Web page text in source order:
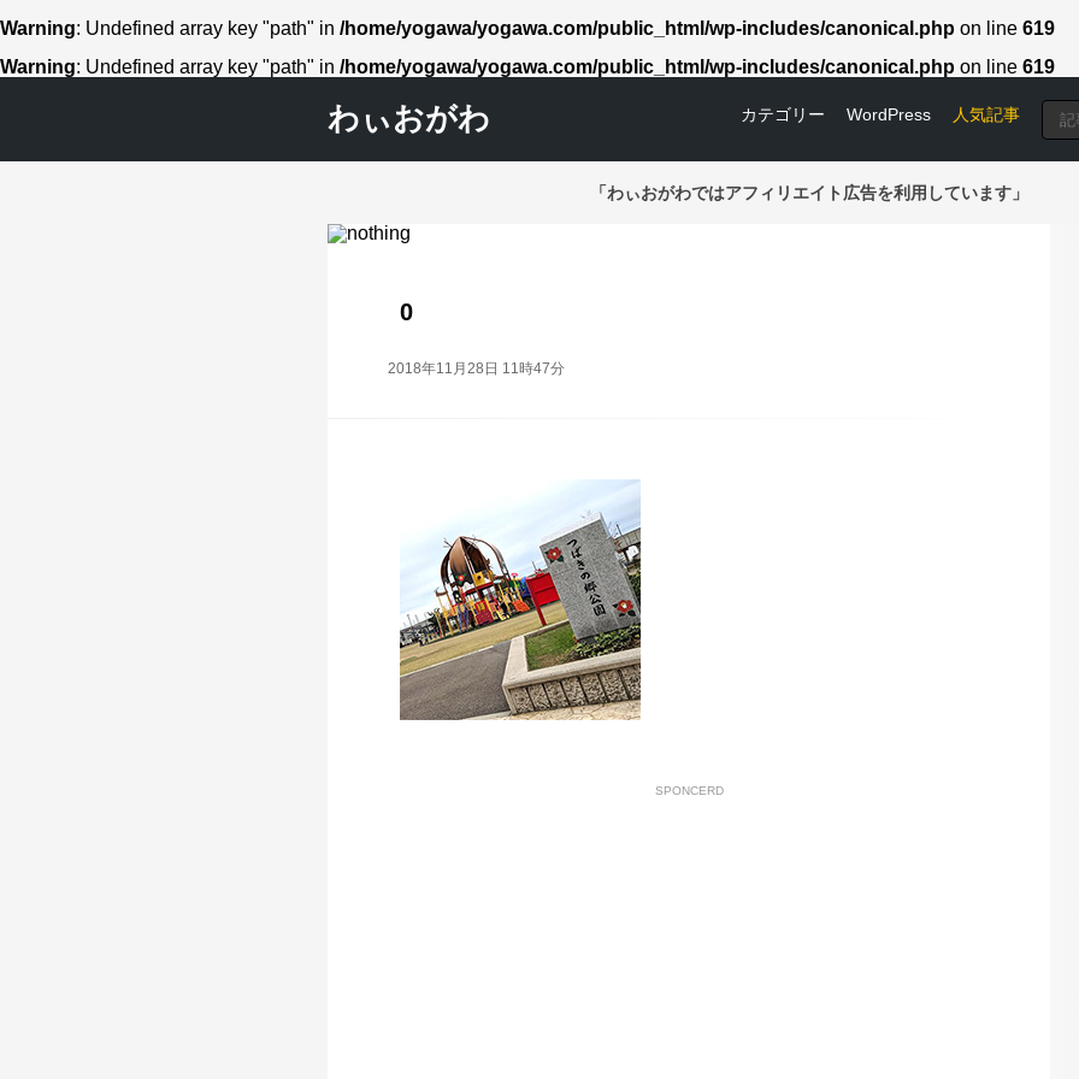
Warning: Undefined array key "path" in /home/yogawa/yogawa.com/public_html/wp-includes/canonical.php on line 619
Warning: Undefined array key "path" in /home/yogawa/yogawa.com/public_html/wp-includes/canonical.php on line 619
わぃおがわ カテゴリー WordPress 人気記事
「わぃおがわではアフィリエイト広告を利用しています」
0
2018年11月28日 11時47分
SPONCERD